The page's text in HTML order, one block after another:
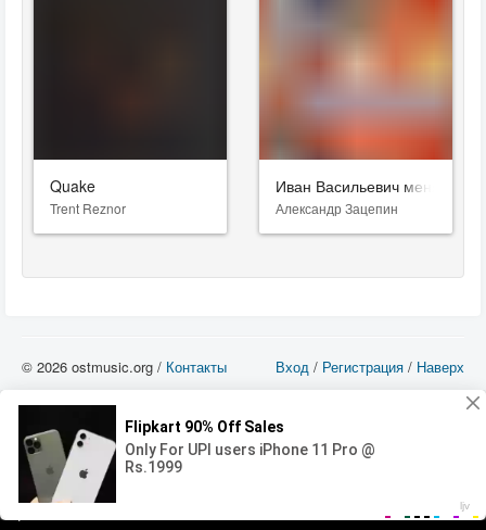
Error loading media: File could not be played 00:00
Quake
Trent Reznor
Иван Васильевич меняет
Александр Зацепин
Вход / Регистрация / Наверх
© 2026 ostmusic.org / Контакты
можете использовать такие материалы только в том в случае, если
использование производится с ознакомительными целями - для прочих целей
вы должны приобрести лицензионную запись.